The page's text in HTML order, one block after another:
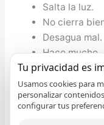
Salta la luz.
No cierra
Desagua mal.
Hace mucho
ruido.
No se abre la
Reparación de
Tu privacidad es
Usamos cookies para
personalizar
configurar tus